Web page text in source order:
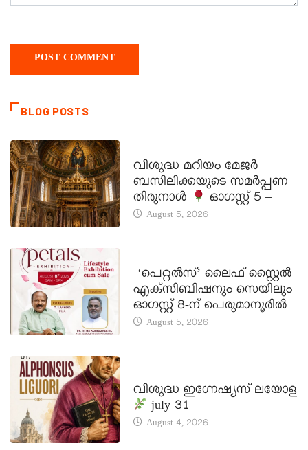
BLOG POSTS
വിശുദ്ധ മറിയം മേജർ
ബസിലിക്കയുടെ സമർപ്പണ
തിരുനാൾ
ഓഗസ്റ്റ് 5 –
August 5, 2026
‘പെറ്റൽസ്’ ലൈഫ് സ്റ്റൈൽ
എക്സിബിഷനും സെയിലും
ഓഗസ്റ്റ് 8-ന് പെരുമാനൂരിൽ
August 5, 2026
വിശുദ്ധ ഇഗ്നേഷ്യസ് ലയോള
july 31
August 4, 2026